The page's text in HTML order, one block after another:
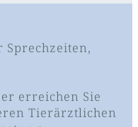
erreichen Sie
Tierärztlichen